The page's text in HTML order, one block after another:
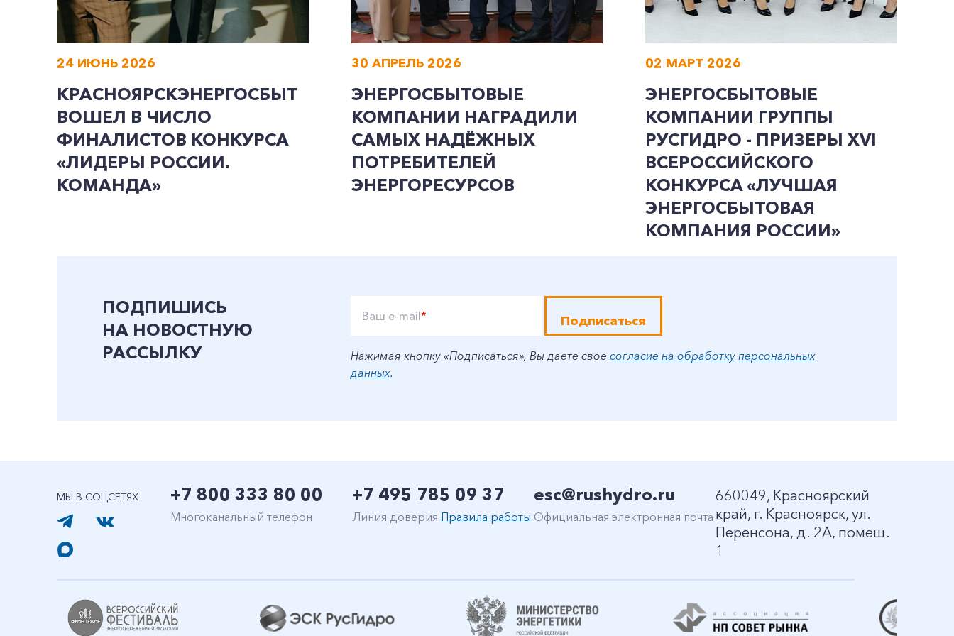
24 ИЮНЬ 2026
КРАСНОЯРСКЭНЕРГОСБЫТ
ВОШЕЛ В ЧИСЛО
ФИНАЛИСТОВ КОНКУРСА
«ЛИДЕРЫ РОССИИ.
КОМАНДА»
30 АПРЕЛЬ 2026
ЭНЕРГОСБЫТОВЫЕ
КОМПАНИИ НАГРАДИЛИ
САМЫХ НАДЁЖНЫХ
ПОТРЕБИТЕЛЕЙ
ЭНЕРГОРЕСУРСОВ
02 МАРТ 2026
ЭНЕРГОСБЫТОВЫЕ
КОМПАНИИ ГРУППЫ
РУСГИДРО - ПРИЗЕРЫ ХVI
ВСЕРОССИЙСКОГО
КОНКУРСА «ЛУЧШАЯ
ЭНЕРГОСБЫТОВАЯ
КОМПАНИЯ РОССИИ»
ПОДПИШИСЬ
НА НОВОСТНУЮ
РАССЫЛКУ
Ваш e-mail* Подписаться
Нажимая кнопку «Подписаться», Вы даете своесогласие на обработку персональных
данных.
МЫ В СОЦСЕТЯХ +7 800 333 80 00
Многоканальный телефон
+7 495 785 09 37
Линия доверия Правила работы
esc@rushydro.ru
Официальная электронная почта
660049, Красноярский
край, г. Красноярск, ул.
Перенсона, д. 2А, помещ.
1